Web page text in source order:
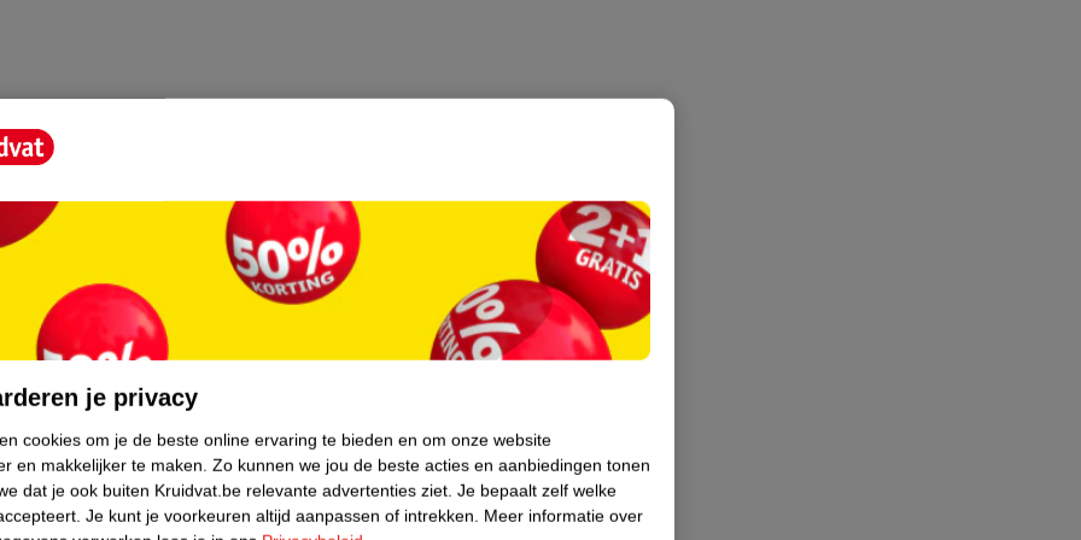
biedt deze balsem directe verlichting en
intensief, houdt vocht vast en maakt
vetzuren. Panthenol en vitamine E
je privacy
cookies om je de beste online ervaring te bieden en om onze website
en makkelijker te maken. Zo kunnen we jou de beste acties en aanbiedingen tonen
dat je ook buiten Kruidvat.be relevante advertenties ziet. Je bepaalt zelf welke
Je kunt je voorkeuren altijd aanpassen of intrekken. Meer informatie over